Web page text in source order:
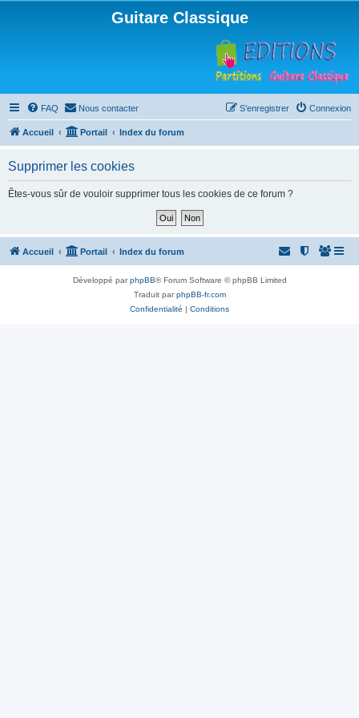
Guitare Classique
FAQ Nous contacter Connexion
S’enregistrer
Accueil Portail Index du forum
Supprimer les cookies
Êtes-vous sûr de vouloir supprimer tous les cookies de ce forum ?
Accueil Portail Index du forum
Développé parphpBB® Forum Software © phpBB Limited
Traduit parphpBB-fr.com
Confidentialité | Conditions